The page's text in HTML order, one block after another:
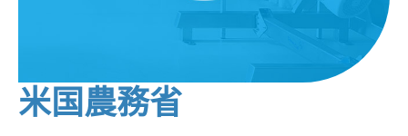
米国農務省